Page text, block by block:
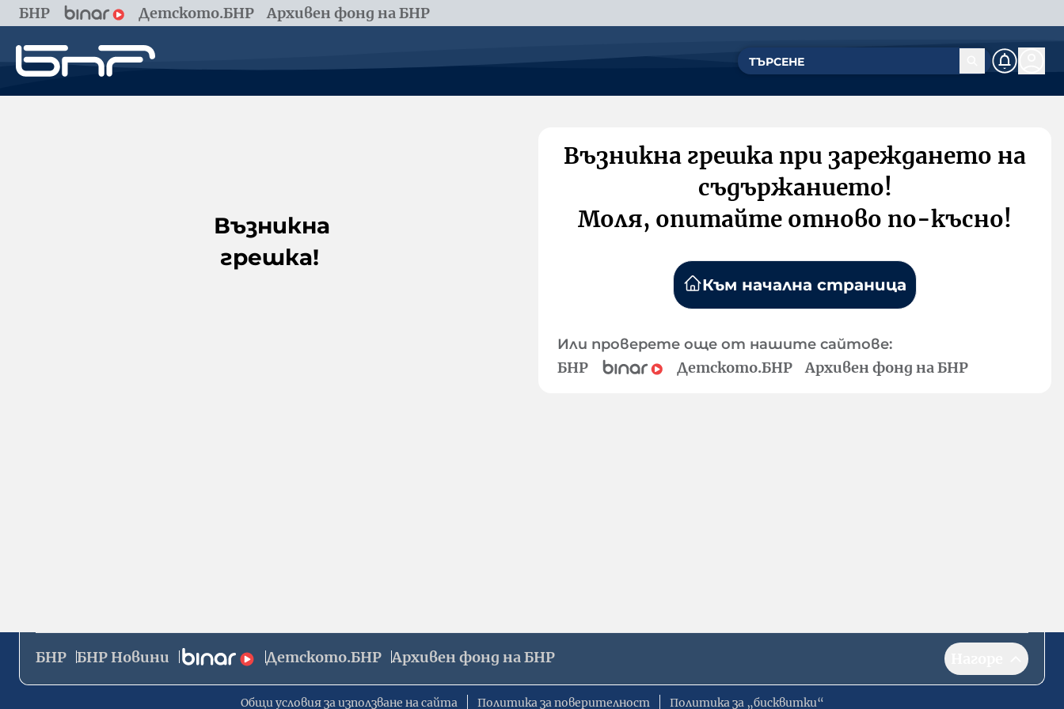
БНР Детското.БНР Архивен фонд на БНР
Възникна
грешка!
Възникна грешка при зареждането на
съдържанието!
Моля, опитайте отново по-късно!
Към начална страница
Или проверете още от нашите сайтове:
БНР Детското.БНР Архивен фонд на БНР
БНР БНР Новини Детското.БНР Архивен фонд на БНР
Общи условия за използване на сайта Политика за поверителност Политика за „бисквитки“